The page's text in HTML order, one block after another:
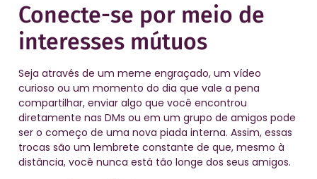
Conecte-se por meio de
interesses mútuos
Seja através de um meme engraçado, um vídeo
curioso ou um momento do dia que vale a pena
compartilhar, enviar algo que você encontrou
diretamente nas DMs ou em um grupo de amigos pode
ser o começo de uma nova piada interna. Assim, essas
trocas são um lembrete constante de que, mesmo à
distância, você nunca está tão longe dos seus amigos.